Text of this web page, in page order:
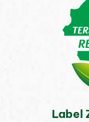
Label